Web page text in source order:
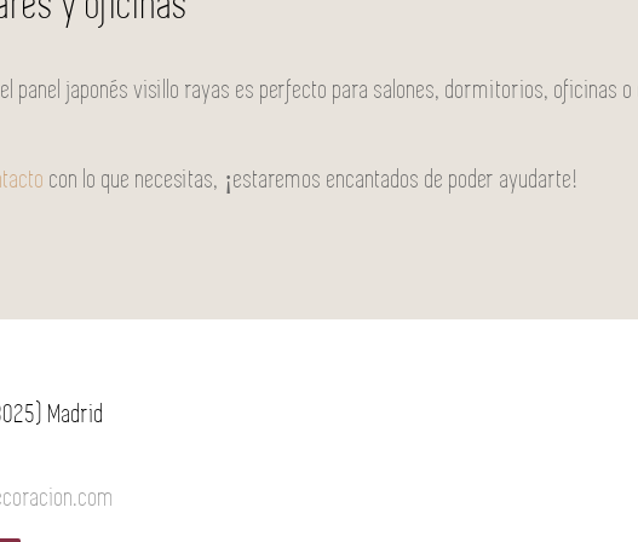
panel japonés visillo rayas es perfecto para salones, dormitorios, oficinas
con lo que necesitas, ¡estaremos encantados de poder ayudarte!
Madrid